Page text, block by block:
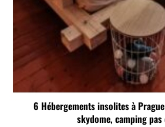
6 Hébergements insolites à
skydome, camping